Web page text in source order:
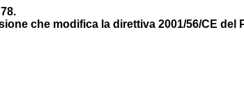
che modifica la direttiva 2001/56/CE